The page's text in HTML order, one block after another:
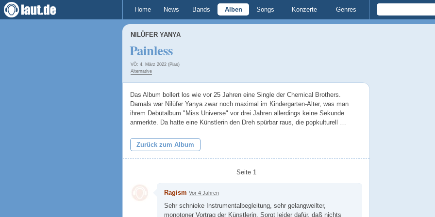
Home News Bands Alben Songs Konzerte Genres
NILÜFER YANYA
Painless
VÖ: 4. März 2022 (Pias)
Alternative
Das Album bollert los wie vor 25 Jahren eine Single der Chemical Brothers.
Damals war Nilüfer Yanya zwar noch maximal im Kindergarten-Alter, was man
ihrem Debütalbum "Miss Universe" vor drei Jahren allerdings keine Sekunde
anmerkte. Da hatte eine Künstlerin den Dreh spürbar raus, die popkulturell …
Zurück zum Album
Seite 1
Ragism Vor 4 Jahren
Sehr schnieke Instrumentalbegleitung, sehr gelangweilter,
monotoner Vortrag der Künstlerin. Sorgt leider dafür, daß nichts